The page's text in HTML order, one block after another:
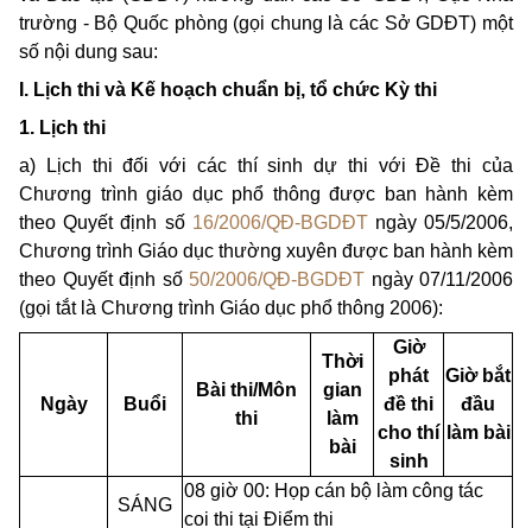
trường - Bộ Quốc phòng (gọi chung là các Sở GDĐT) một
số nội dung sau:
I. Lịch thi và Kế hoạch chuẩn bị, tổ chức Kỳ thi
1. Lịch thi
a) Lịch thi đối với các thí sinh dự thi với Đề thi của
Chương trình giáo dục phổ thông được ban hành kèm
theo Quyết định số 16/2006/QĐ-BGDĐTngày 05/5/2006,
Chương trình Giáo dục thường xuyên được ban hành kèm
theo Quyết định số 50/2006/QĐ-BGDĐT ngày 07/11/2006
(gọi tắt là Chương trình Giáo dục phổ thông 2006):
Ngày Buổi
Bài thi/Môn
thi
Thời
gian
làm
bài
Giờ
phát
đề thi
cho thí
sinh
Giờ bắt
đầu
làm bài
SÁNG
08 giờ 00: Họp cán bộ làm công tác
coi thi tại Điểm thi